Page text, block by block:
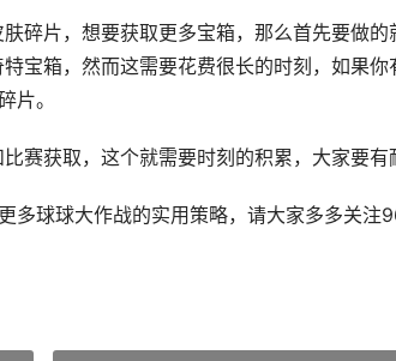
碎片，想要获取更多宝箱，那么首先要做的
宝箱，然而这需要花费很长的时刻，如果你
片。
赛获取，这个就需要时刻的积累，大家要有
球球大作战的实用策略，请大家多多关注